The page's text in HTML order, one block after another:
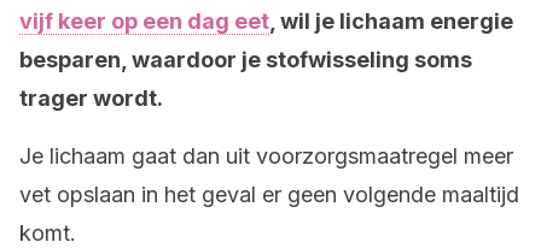
vijf keer op een dag eet , wil je lichaam energie
besparen, waardoor je stofwisseling soms
trager wordt.
Je lichaam gaat dan uit voorzorgsmaatregel meer
vet opslaan in het geval er geen volgende maaltijd
komt.